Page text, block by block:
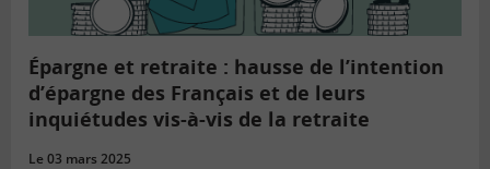
Épargne et retraite : hausse de l’intention
d’épargne des Français et de leurs
inquiétudes vis-à-vis de la retraite
Le 03 mars 2025